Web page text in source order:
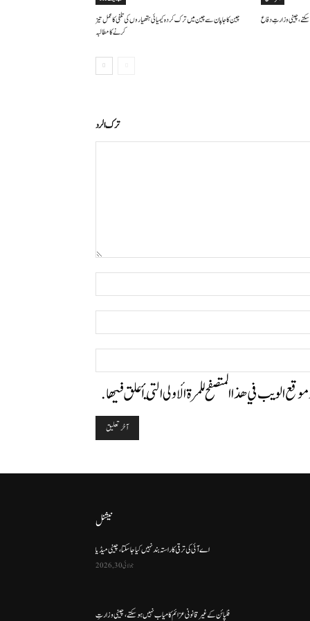
، چینی وزارتِ دفاع
چین کا جاپان سے چین میں ترک کردہ کیمیائی ہتھیاروں کی تلفی کا عمل تیز
کرنے کا مطالبہ
ترك الرد
التعليق:
اسم:*
البريد
الإلكتروني:*
الموقع:
الويب في هذا المتصفح للمرة الأولى التي أعلق فيها.
نیشنل
اے آئی کی ترقی کا راستہ بند نہیں کیا جا سکتا، چینی میڈیا
جولائی 30, 2026
فلپائن کے غیر قانونی عزائم کامیاب نہیں ہو سکتے ، چینی وزارتِ